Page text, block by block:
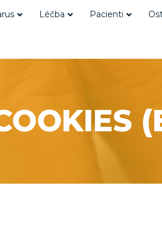
Léčba Pacienti